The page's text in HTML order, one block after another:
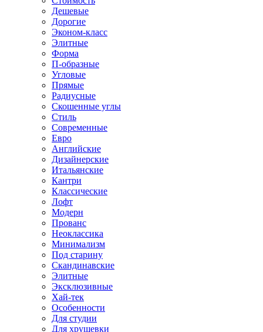
Дешевые
Дорогие
Эконом-класс
Элитные
Форма
П-образные
Угловые
Прямые
Радиусные
Скошенные углы
Стиль
Современные
Евро
Английские
Дизайнерские
Итальянские
Кантри
Классические
Лофт
Модерн
Прованс
Неоклассика
Минимализм
Под старину
Скандинавские
Элитные
Эксклюзивные
Хай-тек
Особенности
Для студии
Для хрущевки